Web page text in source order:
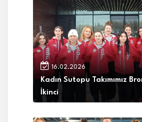
16.02.2026
Kadın Sutopu Takımımız
İkinci